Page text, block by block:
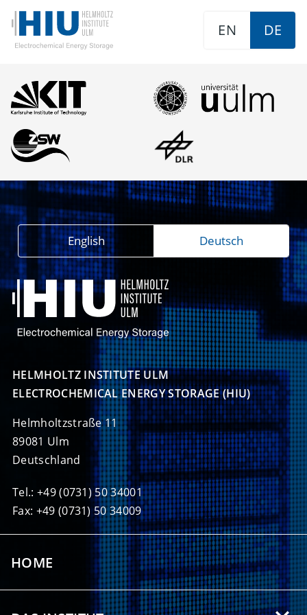
EN DE
HELMHOLTZ INSTITUTE ULM
ELECTROCHEMICAL ENERGY STORAGE (HIU)
Helmholtzstraße 11
89081 Ulm
Deutschland
Tel.: +49 (0731) 50 34001
Fax: +49 (0731) 50 34009
English Deutsch
HOME